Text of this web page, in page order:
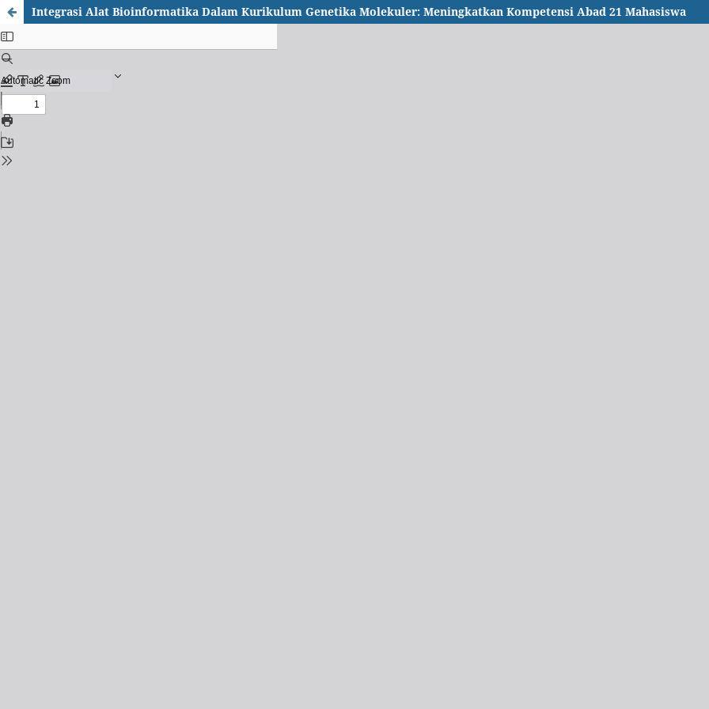
Integrasi Alat Bioinformatika Dalam Kurikulum Genetika Molekuler: Meningkatkan Kompetensi Abad 21 Mahasiswa